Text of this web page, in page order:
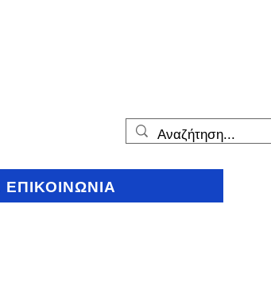
ΕΠΙΚΟΙΝΩΝΙΑ